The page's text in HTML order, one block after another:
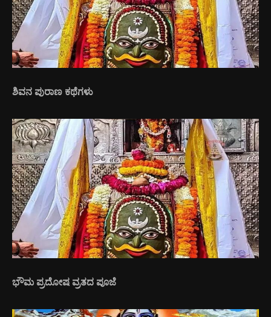
ಶಿವನ ಪುರಾಣ ಕಥೆಗಳು
ಭೌಮ ಪ್ರದೋಷ ವ್ರತದ ಪೂಜೆ